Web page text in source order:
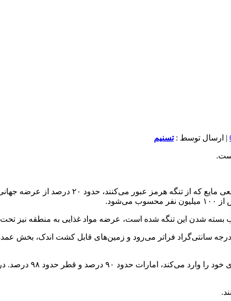
| ارسال توسط :تسنیم
به گزارش خبرگزاری تسنیم به نقل از سی‌ان‌ان، نفت‌کش‌ها و
بسته شدن این تنگه شده است، عرضه مواد غذایی به منطقه نیز
زندگی در این کشورها با شرایط اقلیمی سخت همراه است. با دمای تابستانی که از ۵۰ درجه سانتی‌گراد فراتر
با این حال، اکثر مواد